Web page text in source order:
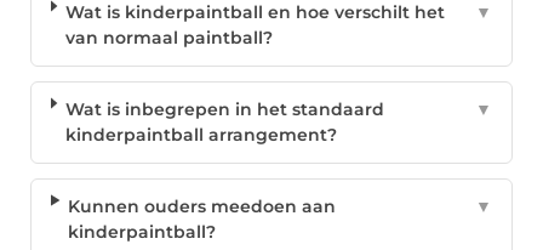
Wat is kinderpaintball en hoe verschilt het
van normaal paintball?
▼
Wat is inbegrepen in het standaard
kinderpaintball arrangement?
▼
Kunnen ouders meedoen aan
kinderpaintball?
▼